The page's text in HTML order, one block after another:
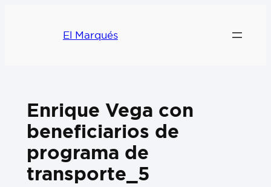
El Marqués
Enrique Vega con
beneficiarios de
programa de
transporte_5